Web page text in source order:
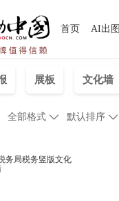
首页 AI出图
展板 文化墙

全部格式 默认排序 